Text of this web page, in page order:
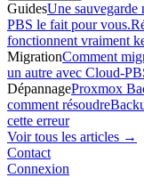
GuidesUne sauvegarde
PBS le fait pour vous.
fonctionnent vraiment
MigrationComment
un autre avec Cloud-
DépannageProxmox
comment résoudre
cette erreur
Voir tous les articles →
Contact
Connexion